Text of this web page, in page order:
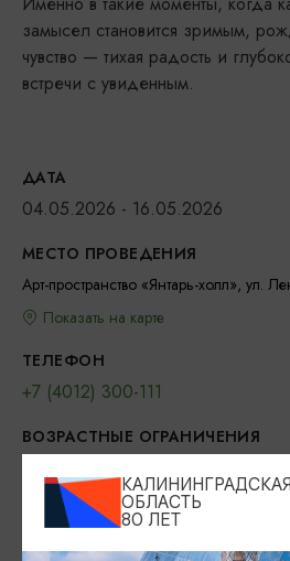
замысел становится зримым,
чувство — тихая радость и
встречи с увиденным.
ДАТА
04.05.2026 - 16.05.2026
МЕСТО ПРОВЕДЕНИЯ
Арт-пространство «Янтарь-холл», ул.
Показать на карте
ТЕЛЕФОН
+7 (4012) 300-111
ВОЗРАСТНЫЕ ОГРАНИЧЕНИЯ
БИЛЕТЫ
КАЛИНИНГРАДСКАЯ
ОБЛАСТЬ
80 ЛЕТ